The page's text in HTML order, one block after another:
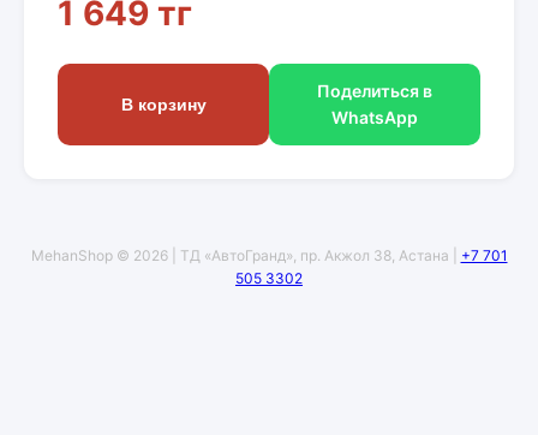
1 649 тг
В корзину
Поделиться в
WhatsApp
MehanShop © 2026 | ТД «АвтоГранд», пр. Акжол 38, Астана | +7 701
505 3302